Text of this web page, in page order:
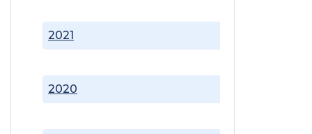
2020
2021